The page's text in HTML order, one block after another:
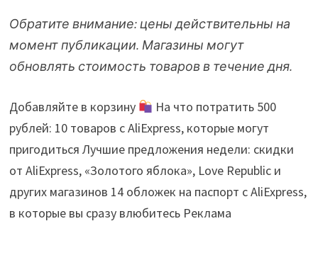
Обратите внимание: цены действительны на
момент публикации. Магазины могут
обновлять стоимость товаров в течение дня.
Добавляйте в корзину
На что потратить 500
рублей: 10 товаров с AliExpress, которые могут
пригодиться Лучшие предложения недели: скидки
от AliExpress, «Золотого яблока», Love Republic и
других магазинов 14 обложек на паспорт с AliExpress,
в которые вы сразу влюбитесь Реклама